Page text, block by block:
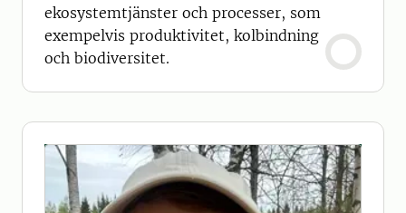
ekosystemtjänster och processer, som
exempelvis produktivitet, kolbindning
och biodiversitet.